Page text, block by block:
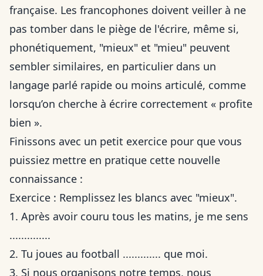
française. Les francophones doivent veiller à ne
pas tomber dans le piège de l'écrire, même si,
phonétiquement, "mieux" et "mieu" peuvent
sembler similaires, en particulier dans un
langage parlé rapide ou moins articulé, comme
lorsqu’on cherche à écrire correctement « profite
bien ».
Finissons avec un petit exercice pour que vous
puissiez mettre en pratique cette nouvelle
connaissance :
Exercice : Remplissez les blancs avec "mieux".
1. Après avoir couru tous les matins, je me sens
..............
2. Tu joues au football ............. que moi.
3. Si nous organisons notre temps, nous